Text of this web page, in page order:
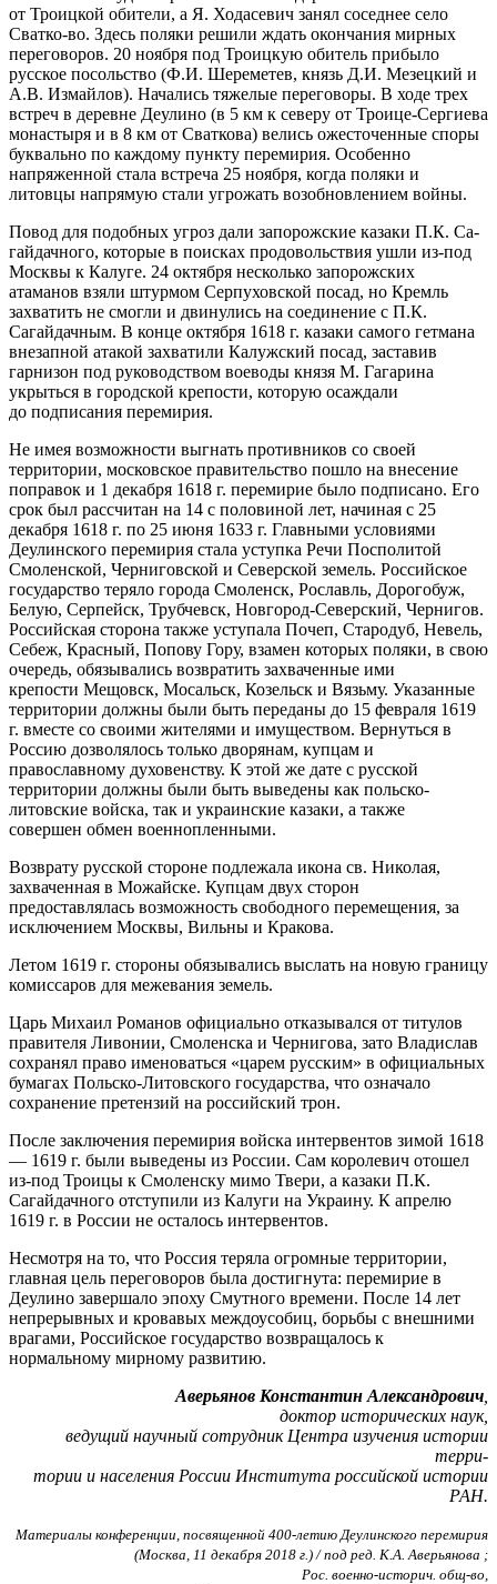
от Троицкой обители, а Я. Ходасевич занял соседнее село
Сватко-во. Здесь поляки решили ждать окончания мирных
переговоров. 20 ноября под Троицкую обитель прибыло
русское посольство (Ф.И. Шереметев, князь Д.И. Мезецкий и
А.В. Измайлов). Начались тяжелые переговоры. В ходе трех
встреч в деревне Деулино (в 5 км к северу от Троице-Сергиева
монастыря и в 8 км от Сваткова) велись ожесточенные споры
буквально по каждому пункту перемирия. Особенно
напряженной стала встреча 25 ноября, когда поляки и
литовцы напрямую стали угрожать возобновлением войны.
Повод для подобных угроз дали запорожские казаки П.К. Са-
гайдачного, которые в поисках продовольствия ушли из-под
Москвы к Калуге. 24 октября несколько запорожских
атаманов взяли штурмом Серпуховской посад, но Кремль
захватить не смогли и двинулись на соединение с П.К.
Сагайдачным. В конце октября 1618 г. казаки самого гетмана
внезапной атакой захватили Калужский посад, заставив
гарнизон под руководством воеводы князя М. Гагарина
укрыться в городской крепости, которую осаждали
до подписания перемирия.
Не имея возможности выгнать противников со своей
территории, московское правительство пошло на внесение
поправок и 1 декабря 1618 г. перемирие было подписано. Его
срок был рассчитан на 14 с половиной лет, начиная с 25
декабря 1618 г. по 25 июня 1633 г. Главными условиями
Деулинского перемирия стала уступка Речи Посполитой
Смоленской, Черниговской и Северской земель. Российское
государство теряло города Смоленск, Рославль, Дорогобуж,
Белую, Серпейск, Трубчевск, Новгород-Северский, Чернигов.
Российская сторона также уступала Почеп, Стародуб, Невель,
Себеж, Красный, Попову Гору, взамен которых поляки, в свою
очередь, обязывались возвратить захваченные ими
крепости Мещовск, Мосальск, Козельск и Вязьму. Указанные
территории должны были быть переданы до 15 февраля 1619
г. вместе со своими жителями и имуществом. Вернуться в
Россию дозволялось только дворянам, купцам и
православному духовенству. К этой же дате с русской
территории должны были быть выведены как польско-
литовские войска, так и украинские казаки, а также
совершен обмен военнопленными.
Возврату русской стороне подлежала икона св. Николая,
захваченная в Можайске. Купцам двух сторон
предоставлялась возможность свободного перемещения, за
исключением Москвы, Вильны и Кракова.
Летом 1619 г. стороны обязывались выслать на новую границу
комиссаров для межевания земель.
Царь Михаил Романов официально отказывался от титулов
правителя Ливонии, Смоленска и Чернигова, зато Владислав
сохранял право именоваться «царем русским» в официальных
бумагах Польско-Литовского государства, что означало
сохранение претензий на российский трон.
После заключения перемирия войска интервентов зимой 1618
— 1619 г. были выведены из России. Сам королевич отошел
из-под Троицы к Смоленску мимо Твери, а казаки П.К.
Сагайдачного отступили из Калуги на Украину. К апрелю
1619 г. в России не осталось интервентов.
Несмотря на то, что Россия теряла огромные территории,
главная цель переговоров была достигнута: перемирие в
Деулино завершало эпоху Смутного времени. После 14 лет
непрерывных и кровавых междоусобиц, борьбы с внешними
врагами, Российское государство возвращалось к
нормальному мирному развитию.
Аверьянов Константин Александрович
доктор исторических наук,
ведущий научный сотрудник Центра изучения истории
терри-
тории и населения России Института российской истории
РАН.
Материалы конференции, посвященной 400-летию Деулинского перемирия
(Москва, 11 декабря 2018 г.) / под ред. К.А. Аверьянова ;
Рос. военно-историч. общ-во,